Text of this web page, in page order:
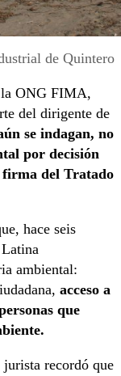
de Quintero
la ONG FIMA,
del dirigente de
se indagan, no
por decisión
firma del Tratado
hace seis
Latina
ambiental:
acceso a
que
recordó que